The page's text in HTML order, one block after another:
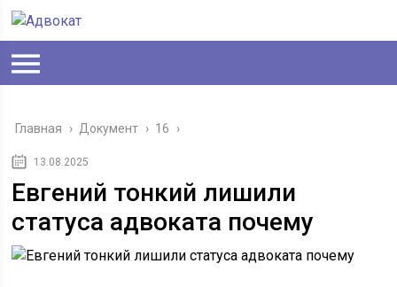
Главная › Документ › 16 ›
13.08.2025
Евгений тонкий лишили
статуса адвоката почему